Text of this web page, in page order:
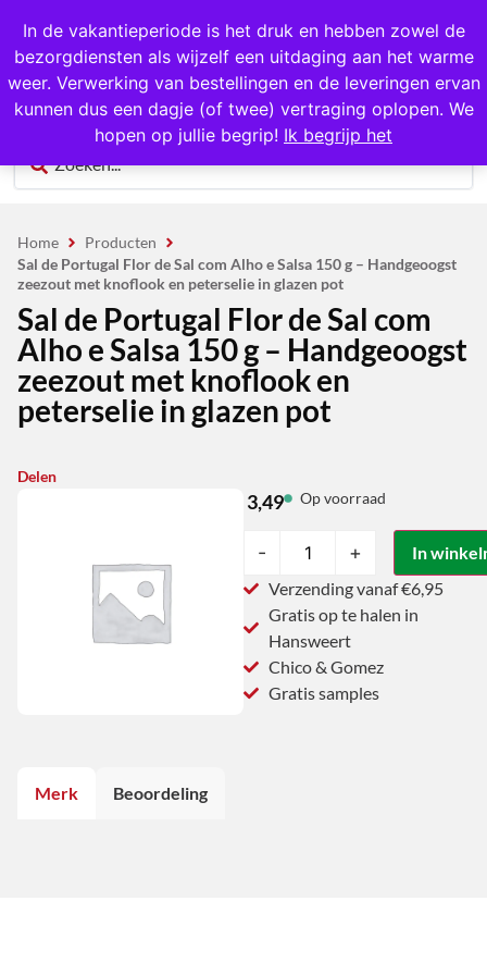
In de vakantieperiode is het druk en hebben zowel de
bezorgdiensten als wijzelf een uitdaging aan het warme
weer. Verwerking van bestellingen en de leveringen ervan
kunnen dus een dagje (of twee) vertraging oplopen. We
hopen op jullie begrip! Ik begrijp het
1000+ producten op voorraad
0
Home
Producten
Sal de Portugal Flor de Sal com Alho e Salsa 150 g – Handgeoogst
zeezout met knoflook en peterselie in glazen pot
Sal de Portugal Flor de Sal com
Alho e Salsa 150 g – Handgeoogst
zeezout met knoflook en
peterselie in glazen pot
Delen
3,49 Op voorraad
- +
In
Verzending vanaf €6,95
Gratis op te halen in
Hansweert
Chico & Gomez
Gratis samples
Merk Beoordeling